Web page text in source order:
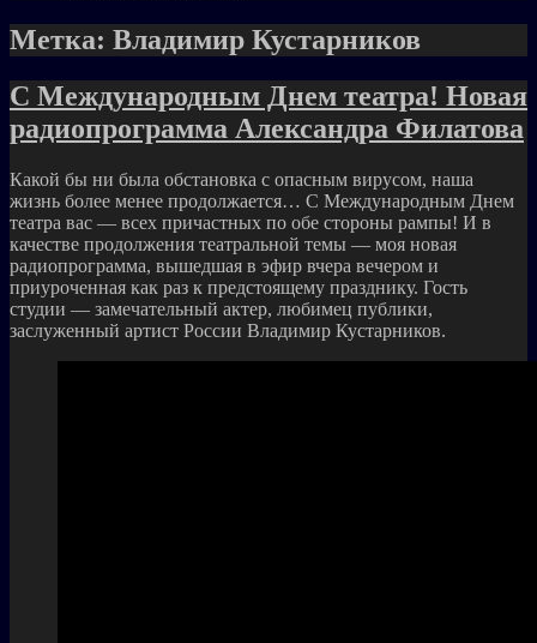
Метка: Владимир Кустарников
С Международным Днем театра! Новая
радиопрограмма Александра Филатова
Какой бы ни была обстановка с опасным вирусом, наша
жизнь более менее продолжается… С Международным Днем
театра вас — всех причастных по обе стороны рампы! И в
качестве продолжения театральной темы — моя новая
радиопрограмма, вышедшая в эфир вчера вечером и
приуроченная как раз к предстоящему празднику. Гость
студии — замечательный актер, любимец публики,
заслуженный артист России Владимир Кустарников.